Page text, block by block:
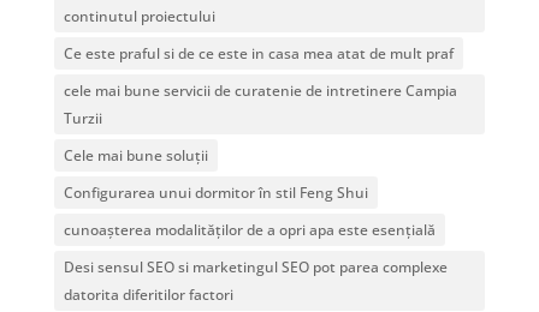
continutul proiectului
Ce este praful si de ce este in casa mea atat de mult praf
cele mai bune servicii de curatenie de intretinere Campia
Turzii
Cele mai bune soluții
Configurarea unui dormitor în stil Feng Shui
cunoașterea modalităților de a opri apa este esențială
Desi sensul SEO si marketingul SEO pot parea complexe
datorita diferitilor factori